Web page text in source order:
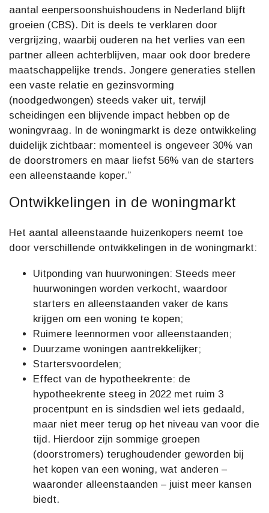
aantal eenpersoonshuishoudens in Nederland blijft
groeien (CBS). Dit is deels te verklaren door
vergrijzing, waarbij ouderen na het verlies van een
partner alleen achterblijven, maar ook door bredere
maatschappelijke trends. Jongere generaties stellen
een vaste relatie en gezinsvorming
(noodgedwongen) steeds vaker uit, terwijl
scheidingen een blijvende impact hebben op de
woningvraag. In de woningmarkt is deze ontwikkeling
duidelijk zichtbaar: momenteel is ongeveer 30% van
de doorstromers en maar liefst 56% van de starters
een alleenstaande koper.”
Ontwikkelingen in de woningmarkt
Het aantal alleenstaande huizenkopers neemt toe
door verschillende ontwikkelingen in de woningmarkt:
Uitponding van huurwoningen: Steeds meer
huurwoningen worden verkocht, waardoor
starters en alleenstaanden vaker de kans
krijgen om een woning te kopen;
Ruimere leennormen voor alleenstaanden;
Duurzame woningen aantrekkelijker;
Startersvoordelen;
Effect van de hypotheekrente: de
hypotheekrente steeg in 2022 met ruim 3
procentpunt en is sindsdien wel iets gedaald,
maar niet meer terug op het niveau van voor die
tijd. Hierdoor zijn sommige groepen
(doorstromers) terughoudender geworden bij
het kopen van een woning, wat anderen –
waaronder alleenstaanden – juist meer kansen
biedt.